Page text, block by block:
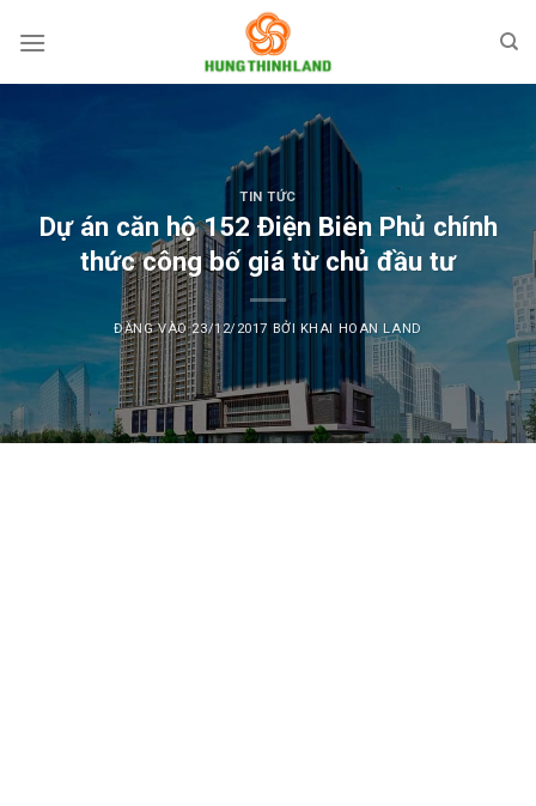
qua
TIN TỨC
Dự án căn hộ 152 Điện Biên Phủ chính
thức công bố giá từ chủ đầu tư
ĐĂNG VÀO23/12/2017 BỞI KHAI HOAN LAND